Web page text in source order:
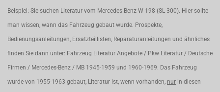
Beispiel: Sie suchen Literatur vom Mercedes-Benz W 198 (SL 300). Hier sollte
man wissen, wann das Fahrzeug gebaut wurde. Prospekte,
Bedienungsanleitungen, Ersatzteillisten, Reparaturanleitungen und ähnliches
finden Sie dann unter: Fahrzeug Literatur Angebote / Pkw Literatur / Deutsche
Firmen / Mercedes-Benz / MB 1945-1959 und 1960-1969. Das Fahrzeug
wurde von 1955-1963 gebaut, Literatur ist, wenn vorhanden, nur in diesen